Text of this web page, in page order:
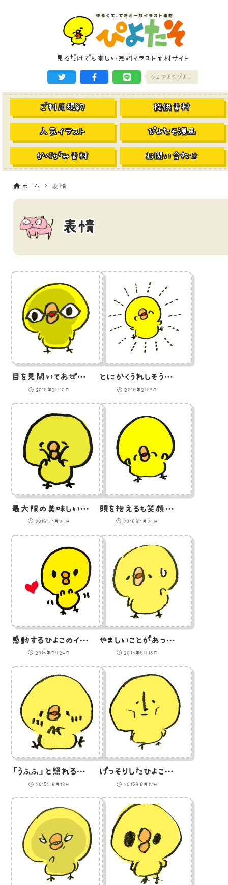
見るだけでも楽しい無料イラスト素材サイト
シェアよろぴよ！
ご利用規約 提供素材
人気イラスト ぴよたそ漫画
かべがみ素材 お問い合わせ
ホーム 表情
表情
目を見開いてあぜんとするひよこのイラスト
2016年3月10日
とにかくうれしそうなひよこのイラスト
2016年2月9日
最大限の美味しい表現をしているつもりのひよこのイラスト
2016年1月24日
頭を抱えるも笑顔を絶やさないひよこのイラスト
2016年1月24日
感動するひよこのイラスト
2015年7月24日
やましいことがあって汗をかくひよこのイラスト
2015年6月18日
「うふふ」と照れるひよこのイラスト
2015年6月18日
げっそりしたひよこのイラスト
2015年6月17日